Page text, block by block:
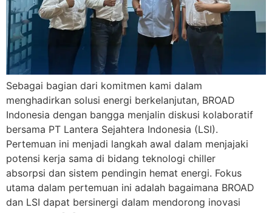
Sebagai bagian dari komitmen kami dalam
menghadirkan solusi energi berkelanjutan, BROAD
Indonesia dengan bangga menjalin diskusi kolaboratif
bersama PT Lantera Sejahtera Indonesia (LSI).
Pertemuan ini menjadi langkah awal dalam menjajaki
potensi kerja sama di bidang teknologi chiller
absorpsi dan sistem pendingin hemat energi. Fokus
utama dalam pertemuan ini adalah bagaimana BROAD
dan LSI dapat bersinergi dalam mendorong inovasi